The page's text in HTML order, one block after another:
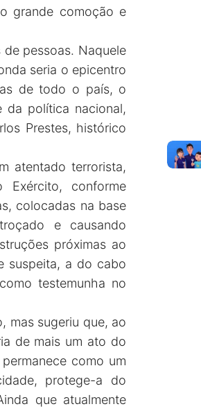
grande comoção e
pessoas. Naquele
seria o epicentro
de todo o país, o
da política nacional,
Prestes, histórico
atentado terrorista,
conforme
colocadas na base
e causando
próximas ao
suspeita, a do cabo
testemunha no
mas sugeriu que, ao
de mais um ato do
como um
protege-a do
que atualmente